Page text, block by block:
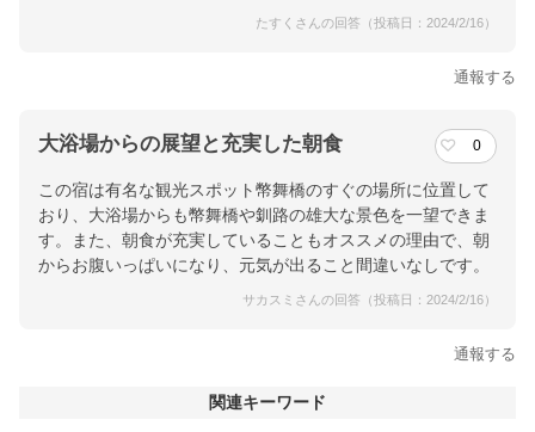
たすくさんの回答（投稿日：2024/2/16）
通報する
大浴場からの展望と充実した朝食 0
この宿は有名な観光スポット幣舞橋のすぐの場所に位置して
おり、大浴場からも幣舞橋や釧路の雄大な景色を一望できま
す。また、朝食が充実していることもオススメの理由で、朝
からお腹いっぱいになり、元気が出ること間違いなしです。
サカスミさんの回答（投稿日：2024/2/16）
通報する
関連キーワード